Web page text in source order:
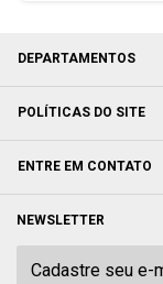
DEPARTAMENTOS
POLÍTICAS DO SITE
ENTRE EM CONTATO
NEWSLETTER